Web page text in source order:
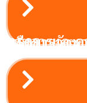
รายการและความก้าวหน้าการจัดซื้อจัดจ้างหรือการจัดหาพัสดุ ประจำปีงบประมาณ 2568